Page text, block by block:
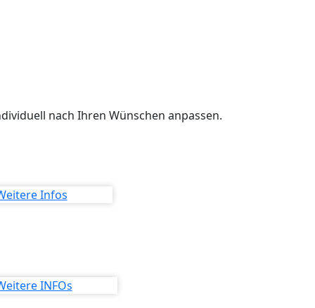
nach Ihren Wünschen anpassen.
Infos
INFOs